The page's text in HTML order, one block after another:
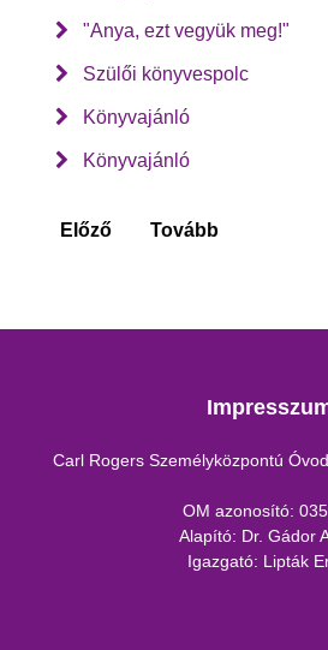
"Anya, ezt vegyük meg!"
Szülői könyvespolc
Könyvajánló
Könyvajánló
Előző Tovább
Carl Rogers Személyközpontú
OM azonosító:
Alapító: Dr. Gádor
Igazgató: Lipták